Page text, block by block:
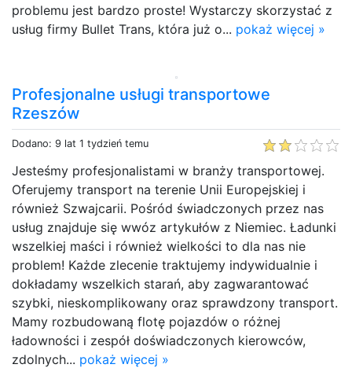
problemu jest bardzo proste! Wystarczy skorzystać z
usług firmy Bullet Trans, która już o... pokaż więcej »
Profesjonalne usługi transportowe
Rzeszów
Dodano: 9 lat 1 tydzień temu
Jesteśmy profesjonalistami w branży transportowej.
Oferujemy transport na terenie Unii Europejskiej i
również Szwajcarii. Pośród świadczonych przez nas
usług znajduje się wwóz artykułów z Niemiec. Ładunki
wszelkiej maści i również wielkości to dla nas nie
problem! Każde zlecenie traktujemy indywidualnie i
dokładamy wszelkich starań, aby zagwarantować
szybki, nieskomplikowany oraz sprawdzony transport.
Mamy rozbudowaną flotę pojazdów o różnej
ładowności i zespół doświadczonych kierowców,
zdolnych... pokaż więcej »